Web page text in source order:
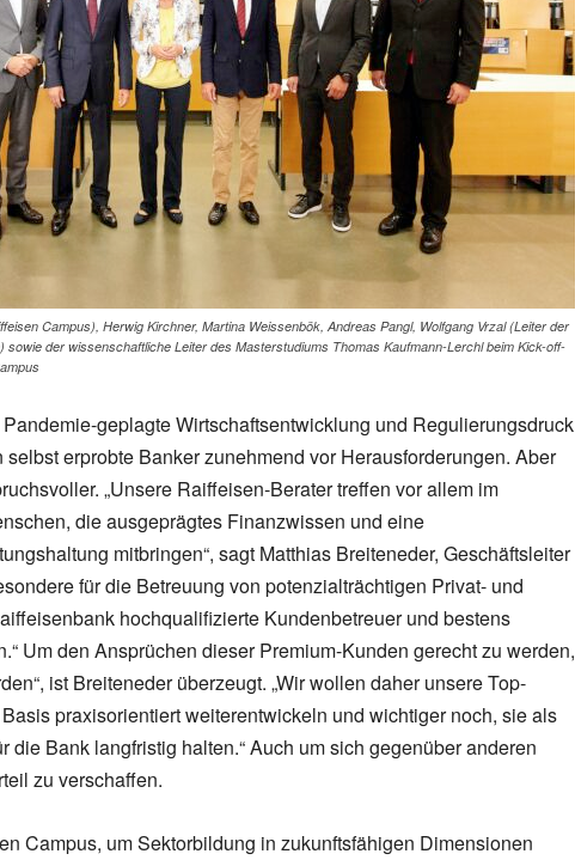
Campus), Herwig Kirchner, Martina Weissenbök, Andreas Pangl, Wolfgang Vrzal (Leiter der
sowie der wissenschaftliche Leiter des Masterstudiums Thomas Kaufmann-Lerchl beim Kick-off-
geplagte Wirtschaftsentwicklung und Regulierungsdruck
erprobte Banker zunehmend vor Herausforderungen. Aber
„Unsere Raiffeisen-Berater treffen vor allem im
die ausgeprägtes Finanzwissen und eine
mitbringen“, sagt Matthias Breiteneder, Geschäftsleiter
für die Betreuung von potenzialträchtigen Privat- und
hochqualifizierte Kundenbetreuer und bestens
Um den Ansprüchen dieser Premium-Kunden gerecht zu werden,
ist Breiteneder überzeugt. „Wir wollen daher unsere Top-
praxisorientiert weiterentwickeln und wichtiger noch, sie als
die Bank langfristig halten.“ Auch um sich gegenüber anderen
zu verschaffen.
Campus, um Sektorbildung in zukunftsfähigen Dimensionen